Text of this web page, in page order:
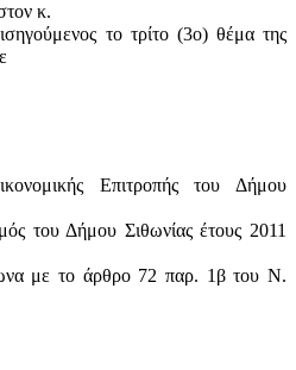
κ.
το τρίτο (3o) θέμα της
Επιτροπής του Δήμου
του Δήμου Σιθωνίας έτους 2011
με το άρθρο 72 παρ. 1β του Ν.